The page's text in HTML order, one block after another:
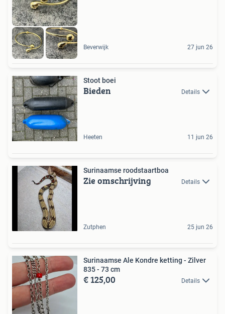
Beverwijk 27 jun 26
Stoot boei
Bieden Details
Heeten 11 jun 26
Surinaamse roodstaartboa
Zie omschrijving Details
Zutphen 25 jun 26
Surinaamse Ale Kondre ketting - Zilver
835 - 73 cm
€ 125,00 Details